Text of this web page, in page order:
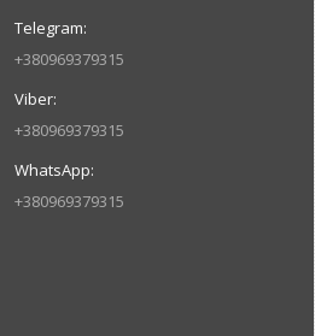
+380969379315
+380969379315
+380969379315